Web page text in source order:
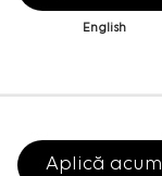
English
Aplică acum